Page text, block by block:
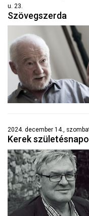
u. 23.
Szövegszerda
2024. december 14.,
Kerek